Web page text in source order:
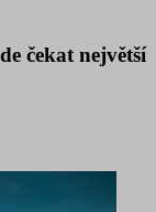
čekat největší